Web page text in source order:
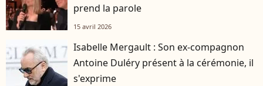
prend la parole
15 avril 2026
Isabelle Mergault : Son ex-compagnon
Antoine Duléry présent à la cérémonie, il
s'exprime